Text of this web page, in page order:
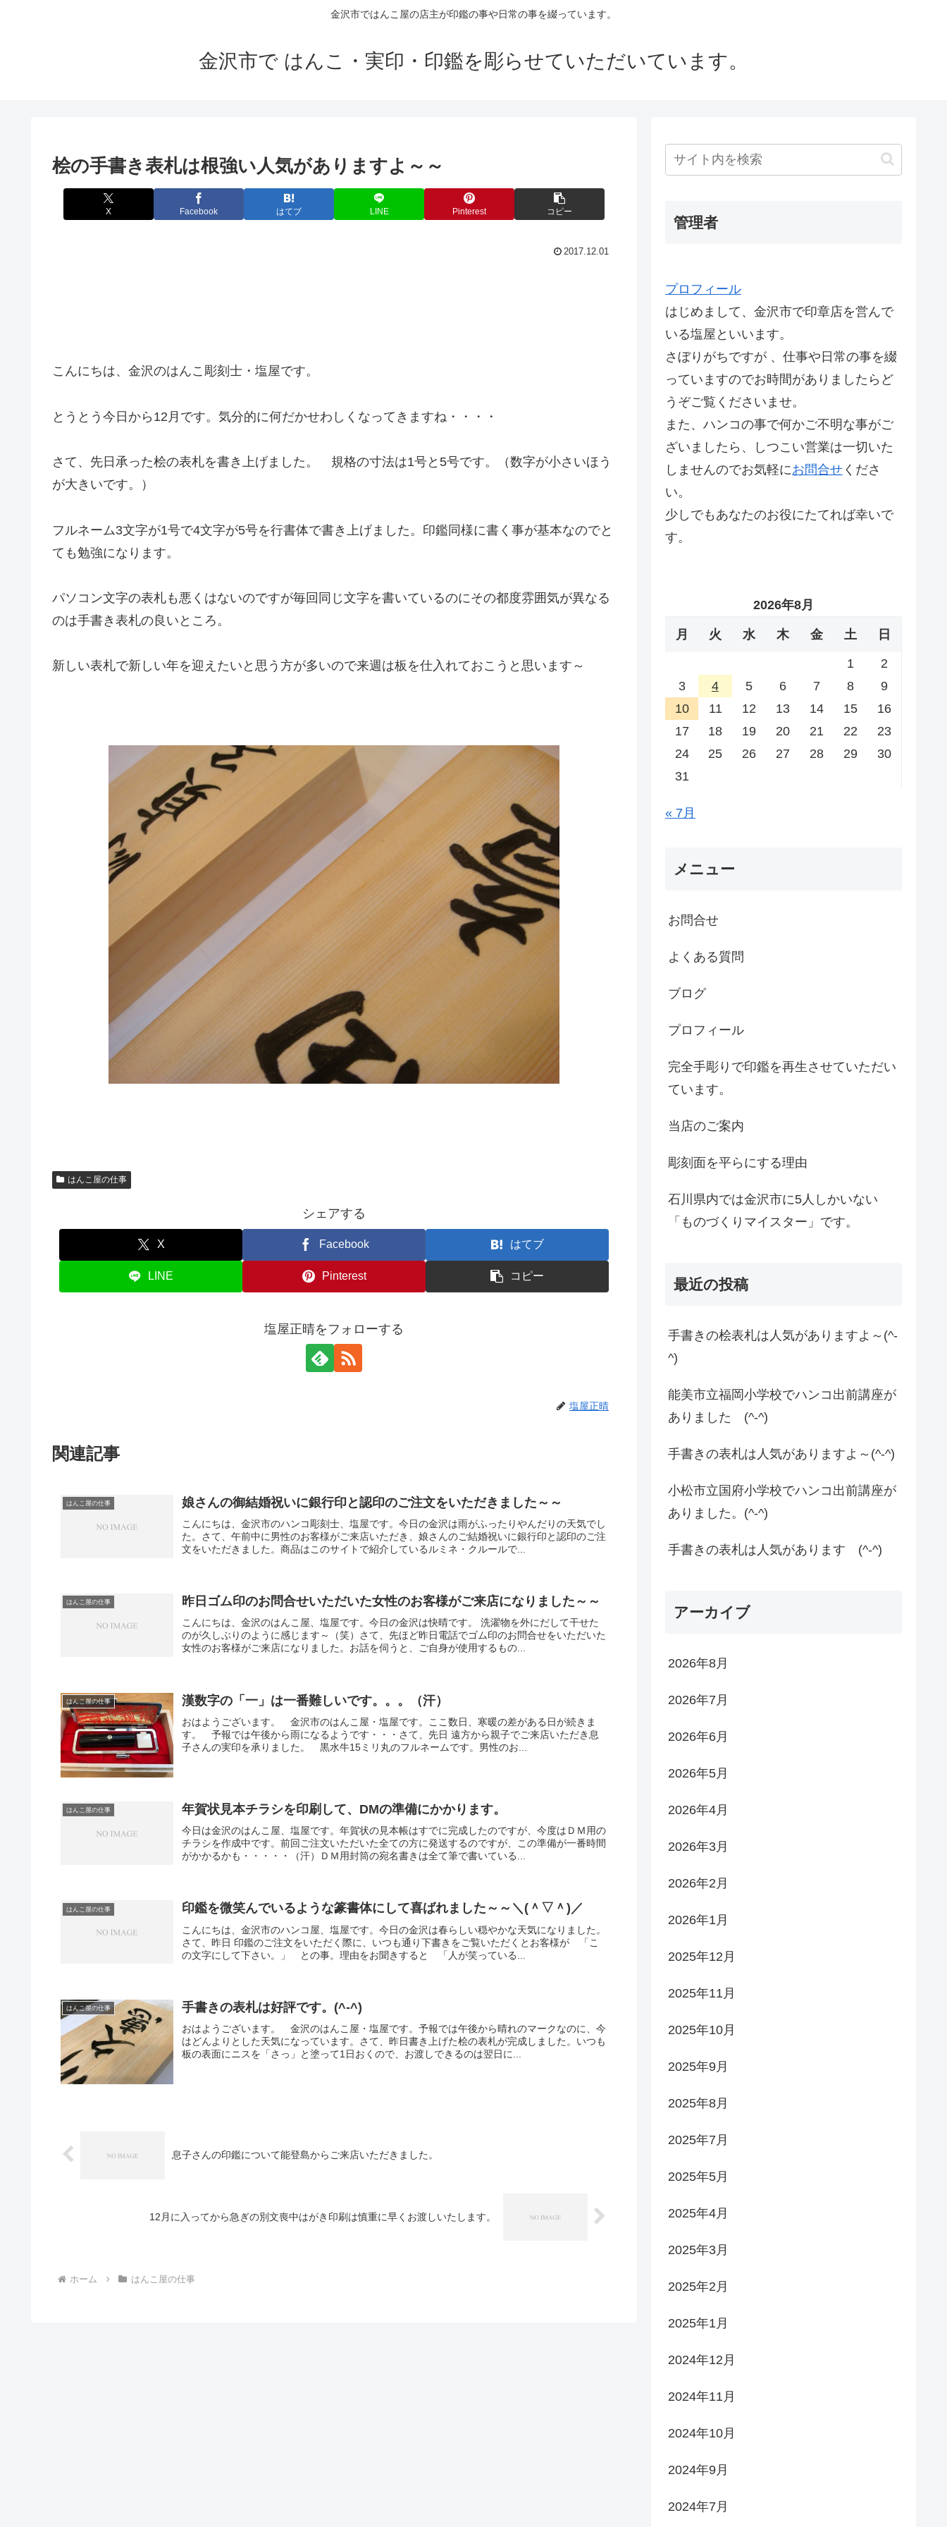
金沢市ではんこ屋の店主が印鑑の事や日常の事を綴っています。
金沢市で はんこ・実印・印鑑を彫らせていただいています。
桧の手書き表札は根強い人気がありますよ～～
X Facebook はてブ LINE Pinterest コピー
2017.12.01
こんにちは、金沢のはんこ彫刻士・塩屋です。
とうとう今日から12月です。気分的に何だかせわしくなってきますね・・・・
さて、先日承った桧の表札を書き上げました。 規格の寸法は1号と5号です。（数字が小さいほう
が大きいです。）
フルネーム3文字が1号で4文字が5号を行書体で書き上げました。印鑑同様に書く事が基本なのでと
ても勉強になります。
パソコン文字の表札も悪くはないのですが毎回同じ文字を書いているのにその都度雰囲気が異なる
のは手書き表札の良いところ。
新しい表札で新しい年を迎えたいと思う方が多いので来週は板を仕入れておこうと思います～
はんこ屋の仕事
シェアする
X Facebook はてブ
LINE Pinterest コピー
塩屋正晴をフォローする
塩屋正晴
関連記事
はんこ屋の仕事 娘さんの御結婚祝いに銀行印と認印のご注文をいただきました～～
こんにちは、金沢市のハンコ彫刻士、塩屋です。今日の金沢は雨がふったりやんだりの天気でし
た。さて、午前中に男性のお客様がご来店いただき、娘さんのご結婚祝いに銀行印と認印のご注
文をいただきました。商品はこのサイトで紹介しているルミネ・クルールで...
はんこ屋の仕事 昨日ゴム印のお問合せいただいた女性のお客様がご来店になりました～～
こんにちは、金沢のはんこ屋、塩屋です。今日の金沢は快晴です。 洗濯物を外にだして干せた
のが久しぶりのように感じます～（笑）さて、先ほど昨日電話でゴム印のお問合せをいただいた
女性のお客様がご来店になりました。お話を伺うと、ご自身が使用するもの...
はんこ屋の仕事 漢数字の「一」は一番難しいです。。。（汗）
おはようございます。 金沢市のはんこ屋・塩屋です。ここ数日、寒暖の差がある日が続きま
す。 予報では午後から雨になるようです・・・さて、先日 遠方から親子でご来店いただき息
子さんの実印を承りました。 黒水牛15ミリ丸のフルネームです。男性のお...
はんこ屋の仕事 年賀状見本チラシを印刷して、DMの準備にかかります。
今日は金沢のはんこ屋、塩屋です。年賀状の見本帳はすでに完成したのですが、今度はＤＭ用の
チラシを作成中です。前回ご注文いただいた全ての方に発送するのですが、この準備が一番時間
がかかるかも・・・・・（汗）ＤＭ用封筒の宛名書きは全て筆で書いている...
はんこ屋の仕事 印鑑を微笑んでいるような篆書体にして喜ばれました～～＼(＾▽＾)／
こんにちは、金沢市のハンコ屋、塩屋です。今日の金沢は春らしい穏やかな天気になりました。
さて、昨日 印鑑のご注文をいただく際に、いつも通り下書きをご覧いただくとお客様が 「こ
の文字にして下さい。」 との事。理由をお聞きすると 「人が笑っている...
はんこ屋の仕事 手書きの表札は好評です。(^-^)
おはようございます。 金沢のはんこ屋・塩屋です。予報では午後から晴れのマークなのに、今
はどんよりとした天気になっています。さて、昨日書き上げた桧の表札が完成しました。いつも
板の表面にニスを「さっ」と塗って1日おくので、お渡しできるのは翌日に...
息子さんの印鑑について能登島からご来店いただきました。
12月に入ってから急ぎの別文喪中はがき印刷は慎重に早くお渡しいたします。
ホーム はんこ屋の仕事
管理者
プロフィール
はじめまして、金沢市で印章店を営んで
いる塩屋といいます。
さぼりがちですが 、仕事や日常の事を綴
っていますのでお時間がありましたらど
うぞご覧くださいませ。
また、ハンコの事で何かご不明な事がご
ざいましたら、しつこい営業は一切いた
しませんのでお気軽にお問合せ くださ
い。
少しでもあなたのお役にたてれば幸いで
す。
2026年8月
月 火 水 木 金 土 日
1
2
3
4 5 6 7 8
9
10
11 12 13 14 15
16
17
18 19 20 21 22
23
24
25 26 27 28 29
30
31
« 7月
メニュー
お問合せ
よくある質問
ブログ
プロフィール
完全手彫りで印鑑を再生させていただい
ています。
当店のご案内
彫刻面を平らにする理由
石川県内では金沢市に5人しかいない
「ものづくりマイスター」です。
最近の投稿
手書きの桧表札は人気がありますよ～(^-
^)
能美市立福岡小学校でハンコ出前講座が
ありました (^-^)
手書きの表札は人気がありますよ～(^-^)
小松市立国府小学校でハンコ出前講座が
ありました。(^-^)
手書きの表札は人気があります (^-^)
アーカイブ
2026年8月
2026年7月
2026年6月
2026年5月
2026年4月
2026年3月
2026年2月
2026年1月
2025年12月
2025年11月
2025年10月
2025年9月
2025年8月
2025年7月
2025年5月
2025年4月
2025年3月
2025年2月
2025年1月
2024年12月
2024年11月
2024年10月
2024年9月
2024年7月